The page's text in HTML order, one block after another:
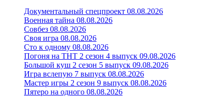
Документальный спецпроект 08.08.2026
Военная тайна 08.08.2026
Совбез 08.08.2026
Своя игра 08.08.2026
Сто к одному 08.08.2026
Погоня на ТНТ 2 сезон 4 выпуск 09.08.2026
Большой куш 2 сезон 5 выпуск 09.08.2026
Игра вслепую 7 выпуск 08.08.2026
Мастер игры 2 сезон 9 выпуск 08.08.2026
Пятеро на одного 08.08.2026